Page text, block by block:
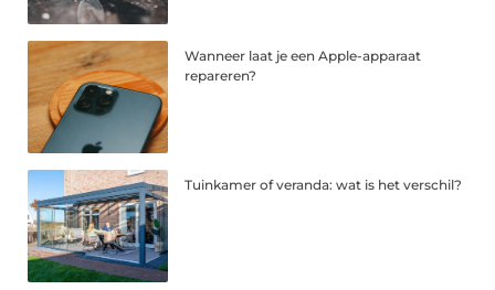
Wanneer laat je een Apple-apparaat
repareren?
Tuinkamer of veranda: wat is het verschil?